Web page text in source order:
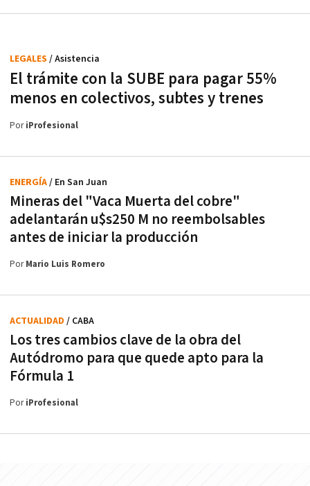
El trámite con la SUBE para pagar 55%
menos en colectivos, subtes y trenes
LEGALES / Asistencia
PoriProfesional
Mineras del "Vaca Muerta del cobre"
adelantarán u$s250 M no reembolsables
antes de iniciar la producción
ENERGÍA/ En San Juan
PorMario Luis Romero
Los tres cambios clave de la obra del
Autódromo para que quede apto para la
Fórmula 1
ACTUALIDAD / CABA
PoriProfesional